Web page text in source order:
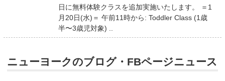
日に無料体験クラスを追加実施いたします。 ＝1
月20日(水)＝ 午前11時から: Toddler Class (1歳
半〜3歳児対象) ..
ニューヨークのブログ・FBページニュース